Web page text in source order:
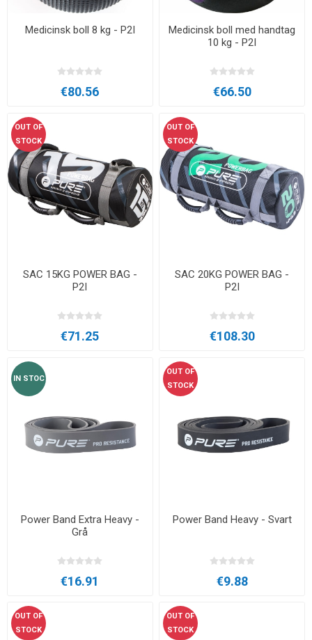
Medicinsk boll 8 kg - P2I
€80.56
Medicinsk boll med handtag
10 kg - P2I
€66.50
OUT OF
STOCK
SAC 15KG POWER BAG -
P2I
€71.25
OUT OF
STOCK
SAC 20KG POWER BAG -
P2I
€108.30
IN STOC
Power Band Extra Heavy -
Grå
€16.91
OUT OF
STOCK
Power Band Heavy - Svart
€9.88
OUT OF
STOCK
OUT OF
STOCK